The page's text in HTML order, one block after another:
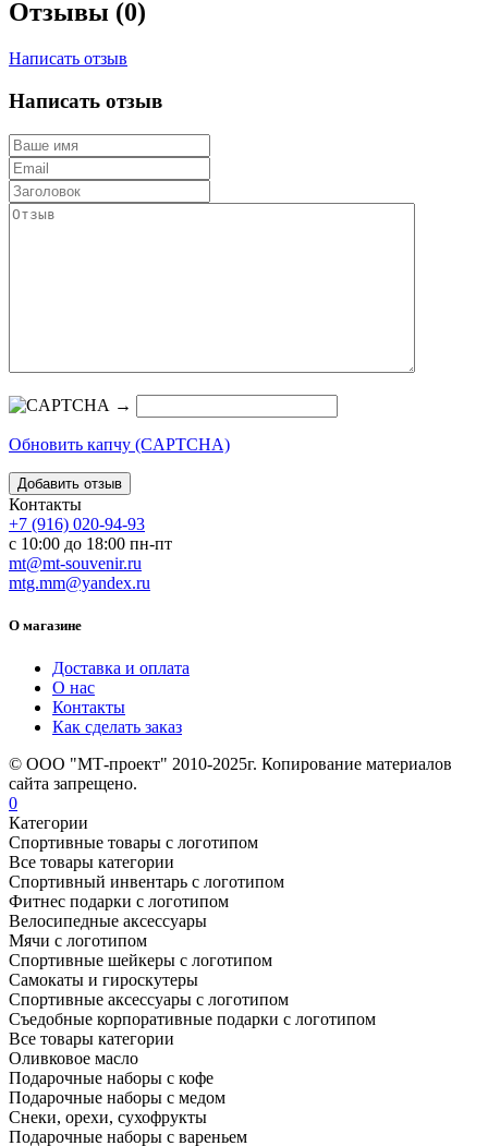
Отзывы (0)
Написать отзыв
Написать отзыв
→
Обновить капчу (CAPTCHA)
Контакты
+7 (916) 020-94-93
с 10:00 до 18:00 пн-пт
mt@mt-souvenir.ru
mtg.mm@yandex.ru
О магазине
Доставка и оплата
О нас
Контакты
Как сделать заказ
© ООО "МТ-проект" 2010-2025г. Копирование материалов
сайта запрещено.
0
Категории
Спортивные товары с логотипом
Все товары категории
Спортивный инвентарь с логотипом
Фитнес подарки с логотипом
Велосипедные аксессуары
Мячи с логотипом
Спортивные шейкеры с логотипом
Самокаты и гироскутеры
Спортивные аксессуары с логотипом
Съедобные корпоративные подарки с логотипом
Все товары категории
Оливковое масло
Подарочные наборы с кофе
Подарочные наборы с медом
Снеки, орехи, сухофрукты
Подарочные наборы с вареньем